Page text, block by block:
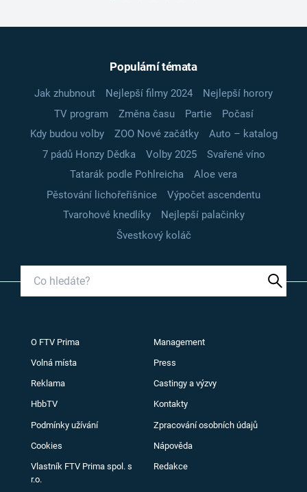
Populární témata
Jak zhubnout Nejlepší filmy 2024
Nejlepší horory
TV program
Změna času Partie
Počasí
Kdy budou volby
ZOO Nové začátky
Auto – katalog
7 pádů Honzy Dědka
Volby 2025
Svařené víno
Tatarák podle Pohlreicha
Aloe vera
Pěstování lichořeřišnice
Výpočet ascendentu
Tvarohové knedlíky
Nejlepší palačinky
Švestkový koláč
O FTV Prima Management
Volná místa Press
Reklama Castingy a výzvy
HbbTV Kontakty
Podmínky užívání Zpracování osobních údajů
Cookies Nápověda
Vlastník FTV Prima spol. s
r.o.
Redakce